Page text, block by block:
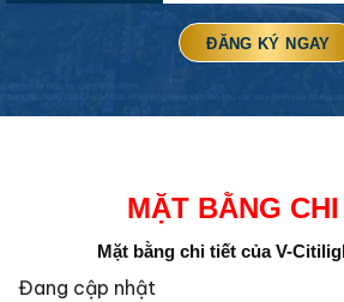
MẶT BẰNG
Mặt bằng chi tiết của V-
Đang cập nhật